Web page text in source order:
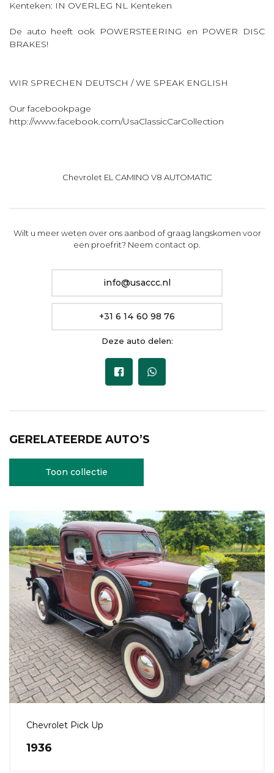
Kenteken: IN OVERLEG NL Kenteken
De auto heeft ook POWERSTEERING en POWER DISC
BRAKES!
WIR SPRECHEN DEUTSCH / WE SPEAK ENGLISH
Our facebookpage
http://www.facebook.com/UsaClassicCarCollection
Chevrolet EL CAMINO V8 AUTOMATIC
Wilt u meer weten over ons aanbod of graag langskomen voor
een proefrit? Neem contact op.
info@usaccc.nl
+31 6 14 60 98 76
Deze auto delen:
GERELATEERDE AUTO’S
Toon collectie
Chevrolet Pick Up
1936